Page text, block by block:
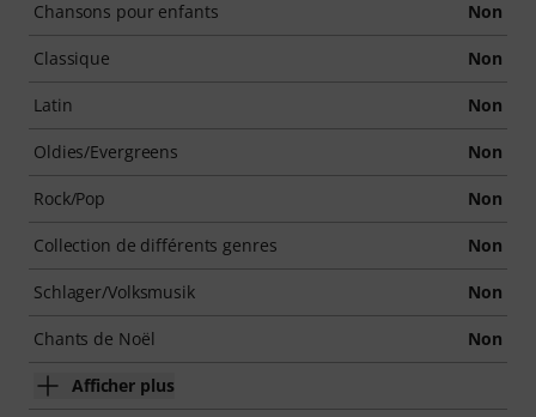
Chansons pour enfants Non
Classique Non
Latin Non
Oldies/Evergreens Non
Rock/Pop Non
Collection de différents genres Non
Schlager/Volksmusik Non
Chants de Noël Non
Afficher plus